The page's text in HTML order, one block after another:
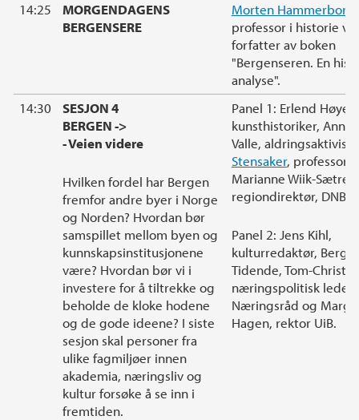
14:25
MORGENDAGENS
BERGENSERE
Morten Hammerborg
professor i historie
forfatter av boken
"Bergenseren. En
analyse".
14:30
SESJON 4
BERGEN ->
- Veien videre
Hvilken fordel har Bergen
fremfor andre byer i Norge
og Norden? Hvordan bør
samspillet mellom byen og
kunnskapsinstitusjonene
være? Hvordan bør vi i
investere for å tiltrekke og
beholde de kloke hodene
og de gode ideene? I siste
sesjon skal personer fra
ulike fagmiljøer innen
akademia, næringsliv og
kultur forsøke å se inn i
fremtiden.
Panel 1: Erlend
kunsthistoriker, Anna
Valle, aldringsaktivist,
Stensaker, professor
Marianne Wiik-Sætre,
regiondirektør, DNB.
Panel 2: Jens Kihl,
kulturredaktør,
Tidende, Tom-
næringspolitisk leder,
Næringsråd og
Hagen, rektor UiB.